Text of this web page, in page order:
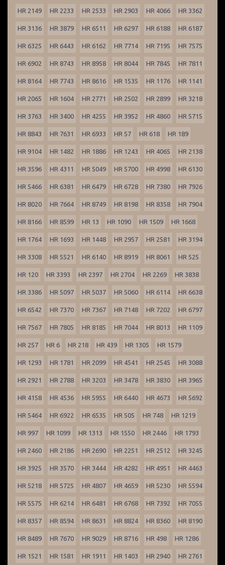
HR 2149 HR 2233 HR 2533 HR 2903 HR 4066 HR 3362
HR 3136 HR 3879 HR 6511 HR 6297 HR 6188 HR 6187
HR 6325 HR 6443 HR 6162 HR 7714 HR 7195 HR 7575
HR 6902 HR 8743 HR 8958 HR 8044 HR 7845 HR 7811
HR 8164 HR 7743 HR 8616 HR 1535 HR 1176 HR 1141
HR 2065 HR 1604 HR 2771 HR 2502 HR 2899 HR 3218
HR 3763 HR 3400 HR 4255 HR 3952 HR 4860 HR 5715
HR 8843 HR 7631 HR 6933 HR 57 HR 618 HR 189
HR 9104 HR 1482 HR 1886 HR 1243 HR 4065 HR 2138
HR 3596 HR 4311 HR 5049 HR 5700 HR 4998 HR 6130
HR 5466 HR 6381 HR 6479 HR 6728 HR 7380 HR 7926
HR 8020 HR 7664 HR 8749 HR 8198 HR 8358 HR 7904
HR 8166 HR 8599 HR 13 HR 1090 HR 1509 HR 1668
HR 1764 HR 1693 HR 1448 HR 2957 HR 2581 HR 3194
HR 3308 HR 5521 HR 6140 HR 8919 HR 8061 HR 525
HR 120 HR 3393 HR 2397 HR 2704 HR 2269 HR 3838
HR 3386 HR 5097 HR 5037 HR 5060 HR 6114 HR 6638
HR 6542 HR 7370 HR 7367 HR 7148 HR 7202 HR 6797
HR 7567 HR 7805 HR 8185 HR 7044 HR 8013 HR 1109
HR 257 HR 6 HR 218 HR 439 HR 1305 HR 1579
HR 1293 HR 1781 HR 2099 HR 4541 HR 2545 HR 3088
HR 2921 HR 2788 HR 3203 HR 3478 HR 3830 HR 3965
HR 4158 HR 4536 HR 5955 HR 6440 HR 4673 HR 5692
HR 5464 HR 6922 HR 6535 HR 505 HR 748 HR 1219
HR 997 HR 1099 HR 1313 HR 1550 HR 2446 HR 1793
HR 2460 HR 2186 HR 2690 HR 2251 HR 2512 HR 3245
HR 3925 HR 3570 HR 3444 HR 4282 HR 4951 HR 4463
HR 5218 HR 5725 HR 4807 HR 4659 HR 5230 HR 5594
HR 5575 HR 6214 HR 6481 HR 6768 HR 7392 HR 7055
HR 8357 HR 8594 HR 8631 HR 8824 HR 8360 HR 8190
HR 8489 HR 7670 HR 9029 HR 8716 HR 498 HR 1286
HR 1521 HR 1581 HR 1911 HR 1403 HR 2940 HR 2761